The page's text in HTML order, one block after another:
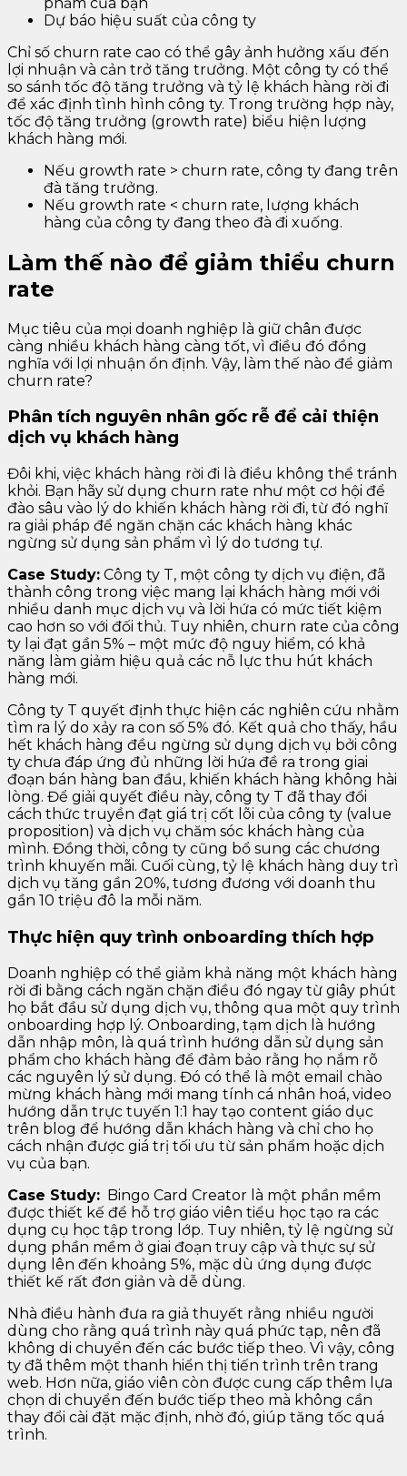
Dự báo hiệu suất của công ty
Chỉ số churn rate cao có thể gây ảnh hưởng xấu đến
lợi nhuận và cản trở tăng trưởng. Một công ty có thể
so sánh tốc độ tăng trưởng và tỷ lệ khách hàng rời đi
để xác định tình hình công ty. Trong trường hợp này,
tốc độ tăng trưởng (growth rate) biểu hiện lượng
khách hàng mới.
Nếu growth rate > churn rate, công ty đang trên
đà tăng trưởng.
Nếu growth rate < churn rate, lượng khách
hàng của công ty đang theo đà đi xuống.
Làm thế nào để giảm thiểu churn
rate
Mục tiêu của mọi doanh nghiệp là giữ chân được
càng nhiều khách hàng càng tốt, vì điều đó đồng
nghĩa với lợi nhuận ổn định. Vậy, làm thế nào để giảm
churn rate?
Phân tích nguyên nhân gốc rễ để cải thiện
dịch vụ khách hàng
Đôi khi, việc khách hàng rời đi là điều không thể tránh
khỏi. Bạn hãy sử dụng churn rate như một cơ hội để
đào sâu vào lý do khiến khách hàng rời đi, từ đó nghĩ
ra giải pháp để ngăn chặn các khách hàng khác
ngừng sử dụng sản phẩm vì lý do tương tự.
Case Study: Công ty T, một công ty dịch vụ điện, đã
thành công trong việc mang lại khách hàng mới với
nhiều danh mục dịch vụ và lời hứa có mức tiết kiệm
cao hơn so với đối thủ. Tuy nhiên, churn rate của công
ty lại đạt gần 5% – một mức độ nguy hiểm, có khả
năng làm giảm hiệu quả các nỗ lực thu hút khách
hàng mới.
Công ty T quyết định thực hiện các nghiên cứu nhằm
tìm ra lý do xảy ra con số 5% đó. Kết quả cho thấy, hầu
hết khách hàng đều ngừng sử dụng dịch vụ bởi công
ty chưa đáp ứng đủ những lời hứa đề ra trong giai
đoạn bán hàng ban đầu, khiến khách hàng không hài
lòng. Để giải quyết điều này, công ty T đã thay đổi
cách thức truyền đạt giá trị cốt lõi của công ty (value
proposition) và dịch vụ chăm sóc khách hàng của
mình. Đồng thời, công ty cũng bổ sung các chương
trình khuyến mãi. Cuối cùng, tỷ lệ khách hàng duy trì
dịch vụ tăng gần 20%, tương đương với doanh thu
gần 10 triệu đô la mỗi năm.
Thực hiện quy trình onboarding thích hợp
Doanh nghiệp có thể giảm khả năng một khách hàng
rời đi bằng cách ngăn chặn điều đó ngay từ giây phút
họ bắt đầu sử dụng dịch vụ, thông qua một quy trình
onboarding hợp lý. Onboarding, tạm dịch là hướng
dẫn nhập môn, là quá trình hướng dẫn sử dụng sản
phẩm cho khách hàng để đảm bảo rằng họ nắm rõ
các nguyên lý sử dụng. Đó có thể là một email chào
mừng khách hàng mới mang tính cá nhân hoá, video
hướng dẫn trực tuyến 1:1 hay tạo content giáo dục
trên blog để hướng dẫn khách hàng và chỉ cho họ
cách nhận được giá trị tối ưu từ sản phẩm hoặc dịch
vụ của bạn.
Case Study: Bingo Card Creator là một phần mềm
được thiết kế để hỗ trợ giáo viên tiểu học tạo ra các
dụng cụ học tập trong lớp. Tuy nhiên, tỷ lệ ngừng sử
dụng phần mềm ở giai đoạn truy cập và thực sự sử
dụng lên đến khoảng 5%, mặc dù ứng dụng được
thiết kế rất đơn giản và dễ dùng.
Nhà điều hành đưa ra giả thuyết rằng nhiều người
dùng cho rằng quá trình này quá phức tạp, nên đã
không di chuyển đến các bước tiếp theo. Vì vậy, công
ty đã thêm một thanh hiển thị tiến trình trên trang
web. Hơn nữa, giáo viên còn được cung cấp thêm lựa
chọn di chuyển đến bước tiếp theo mà không cần
thay đổi cài đặt mặc định, nhờ đó, giúp tăng tốc quá
trình.